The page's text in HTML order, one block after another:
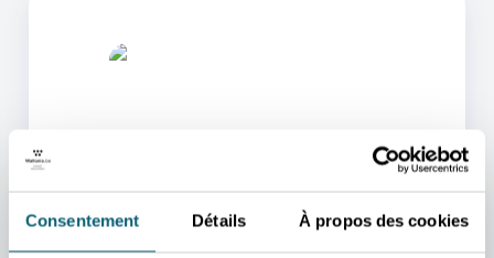
Consentement Détails À propos des cookies
L'UN DE NOS CONSEILLERS